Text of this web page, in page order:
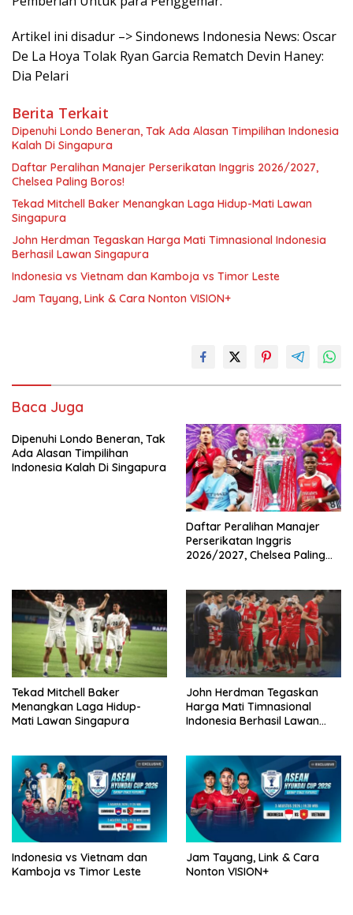
Artikel ini disadur –> Sindonews Indonesia News: Oscar
De La Hoya Tolak Ryan Garcia Rematch Devin Haney:
Dia Pelari
Berita Terkait
Dipenuhi Londo Beneran, Tak Ada Alasan Timpilihan Indonesia
Kalah Di Singapura
Daftar Peralihan Manajer Perserikatan Inggris 2026/2027,
Chelsea Paling Boros!
Tekad Mitchell Baker Menangkan Laga Hidup-Mati Lawan
Singapura
John Herdman Tegaskan Harga Mati Timnasional Indonesia
Berhasil Lawan Singapura
Indonesia vs Vietnam dan Kamboja vs Timor Leste
Jam Tayang, Link & Cara Nonton VISION+
Baca Juga
Dipenuhi Londo Beneran, Tak
Ada Alasan Timpilihan
Indonesia Kalah Di Singapura
Daftar Peralihan Manajer
Perserikatan Inggris
2026/2027, Chelsea Paling
Tekad Mitchell Baker
Menangkan Laga Hidup-
Mati Lawan Singapura
John Herdman Tegaskan
Harga Mati Timnasional
Indonesia Berhasil Lawan
Indonesia vs Vietnam dan
Kamboja vs Timor Leste
Jam Tayang, Link & Cara
Nonton VISION+